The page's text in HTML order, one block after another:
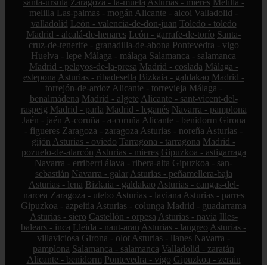
santa-úrsula Zaragoza - la-muela Asturias - mieres Melilla -
melilla Las-palmas - mogán Alicante - alcoi Valladolid -
valladolid León - valencia-de-don-juan Toledo - toledo
Madrid - alcalá-de-henares León - garrafe-de-torío Santa-
cruz-de-tenerife - granadilla-de-abona Pontevedra - vigo
Huelva - lepe Málaga - málaga Salamanca - salamanca
Madrid - pelayos-de-la-presa Madrid - coslada Málaga -
estepona Asturias - ribadesella Bizkaia - galdakao Madrid -
torrejón-de-ardoz Alicante - torrevieja Málaga -
benalmádena Madrid - algete Alicante - sant-vicent-del-
raspeig Madrid - parla Madrid - leganés Navarra - pamplona
Jaén - jaén A-coruña - a-coruña Alicante - benidorm Girona
- figueres Zaragoza - zaragoza Asturias - noreña Asturias -
gijón Asturias - oviedo Tarragona - tarragona Madrid -
pozuelo-de-alarcón Asturias - mieres Gipuzkoa - astigarraga
Navarra - erriberri álava - ribera-alta Gipuzkoa - san-
sebastián Navarra - galar Asturias - peñamellera-baja
Asturias - lena Bizkaia - galdakao Asturias - cangas-del-
narcea Zaragoza - utebo Asturias - laviana Asturias - parres
Gipuzkoa - azpeitia Asturias - colunga Madrid - guadarrama
Asturias - siero Castellón - orpesa Asturias - navia Illes-
balears - inca Lleida - naut-aran Asturias - langreo Asturias -
villaviciosa Girona - olot Asturias - llanes Navarra -
pamplona Salamanca - salamanca Valladolid - zaratán
Alicante - benidorm Pontevedra - vigo Gipuzkoa - zerain